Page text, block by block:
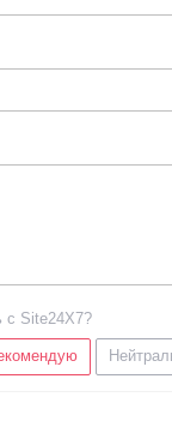
с Site24X7?